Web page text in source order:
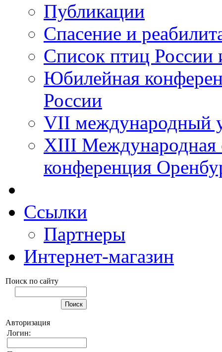
Публикации
Спасение и
Список птиц России
Юбилейная
России
VII международный
XIII Международная
конференция
Ссылки
Партнеры
Интернет-магазин
Поиск по сайту
Авторизация
Логин: